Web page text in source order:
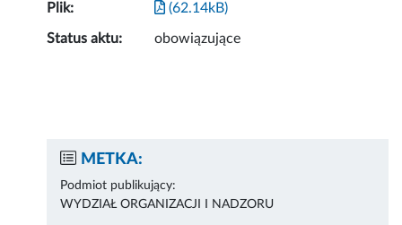
Plik: (62.14kB)
Status aktu: obowiązujące
METKA:
Podmiot publikujący:
WYDZIAŁ ORGANIZACJI I NADZORU